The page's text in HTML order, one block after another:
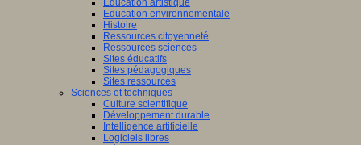
Education artistique
Education environnementale
Histoire
Ressources citoyenneté
Ressources sciences
Sites éducatifs
Sites pédagogiques
Sites ressources
Sciences et techniques
Culture scientifique
Développement durable
Intelligence artificielle
Logiciels libres